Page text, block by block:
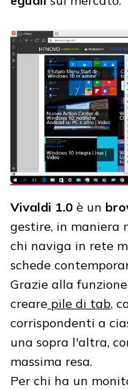
Vivaldi 1.0 è un
gestire, in maniera
chi naviga in rete
schede
Grazie alla funzione
creare pile di tab,
corrispondenti a
una sopra l'altra,
massima resa.
Per chi ha un